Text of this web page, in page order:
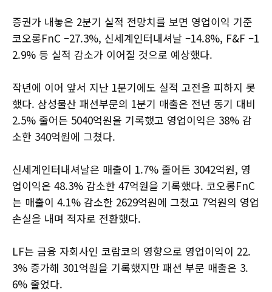
증권가 내놓은 2분기 실적 전망치를 보면 영업이익 기준
코오롱FnC –27.3%, 신세계인터내셔날 –14.8%, F&F –1
2.9% 등 실적 감소가 이어질 것으로 예상했다.
작년에 이어 앞서 지난 1분기에도 실적 고전을 피하지 못
했다. 삼성물산 패션부문의 1분기 매출은 전년 동기 대비
2.5% 줄어든 5040억원을 기록했고 영업이익은 38% 감
소한 340억원에 그쳤다.
신세계인터내셔날은 매출이 1.7% 줄어든 3042억원, 영
업이익은 48.3% 감소한 47억원을 기록했다. 코오롱FnC
는 매출이 4.1% 감소한 2629억원에 그쳤고 7억원의 영업
손실을 내며 적자로 전환했다.
LF는 금융 자회사인 코람코의 영향으로 영업이익이 22.
3% 증가해 301억원을 기록했지만 패션 부문 매출은 3.
6% 줄었다.